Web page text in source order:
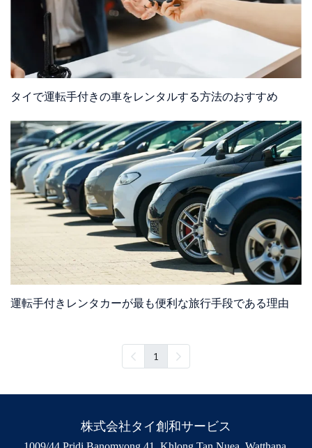
タイで運転手付きの車をレンタルする方法のおすすめ
運転手付きレンタカーが最も便利な旅行手段である理由
1
株式会社タイ創和サービス